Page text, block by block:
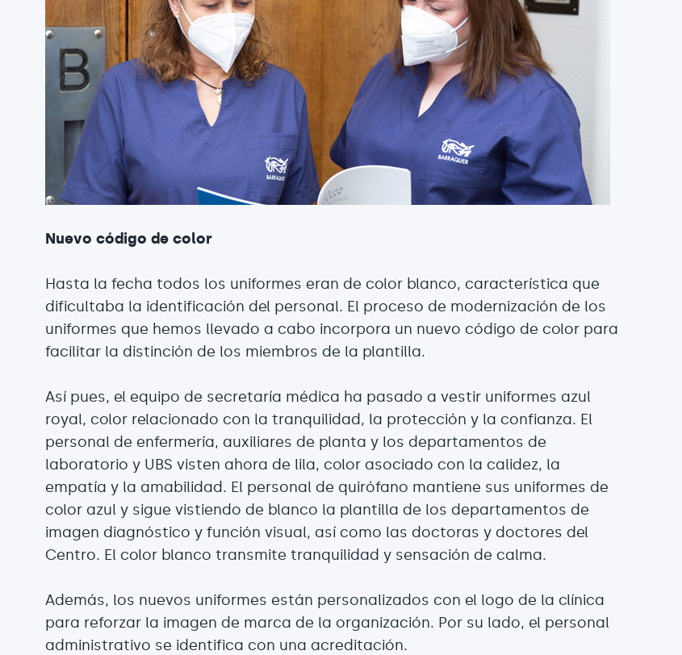
Nuevo código de color
Hasta la fecha todos los uniformes eran de color blanco, característica que
dificultaba la identificación del personal. El proceso de modernización de los
uniformes que hemos llevado a cabo incorpora un nuevo código de color para
facilitar la distinción de los miembros de la plantilla.
Así pues, el equipo de secretaría médica ha pasado a vestir uniformes azul
royal, color relacionado con la tranquilidad, la protección y la confianza. El
personal de enfermería, auxiliares de planta y los departamentos de
laboratorio y UBS visten ahora de lila, color asociado con la calidez, la
empatía y la amabilidad. El personal de quirófano mantiene sus uniformes de
color azul y sigue vistiendo de blanco la plantilla de los departamentos de
imagen diagnóstico y función visual, así como las doctoras y doctores del
Centro. El color blanco transmite tranquilidad y sensación de calma.
Además, los nuevos uniformes están personalizados con el logo de la clínica
para reforzar la imagen de marca de la organización. Por su lado, el personal
administrativo se identifica con una acreditación.